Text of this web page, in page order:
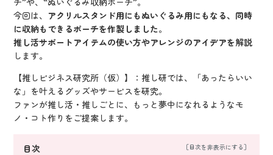
今回は、 アクリルスタンド用にもぬいぐるみ用にもなる、同時
に収納もできるポーチを作製しました。
推し活サポートアイテムの使い方やアレンジのアイデアを解説
します。
【推しビジネス研究所（仮）】：推し研では、「あったらいい
な」を叶えるグッズやサービスを研究。
ファンが推し活・推しごとに、もっと夢中になれるようなモ
ノ・コト作りをご提案します。
目次